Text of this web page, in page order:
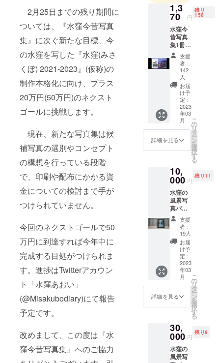
2月25日までの残り期間に
ついては、『水窪今昔写真
集』に次ぐ新たな目標、今
の水窪を写した『水窪(みさ
くぼ) 2021-2023』(仮称)の
制作本格化に向け、プラス
20万円(50万円)のネクスト
ゴールに挑戦します。
現在、新たな写真集は候
補写真の選別やコンセプト
の構想を行っている段階
で、印刷や配布にかかる資
金についての検討まで手が
つけられていません。
今回のネクストゴールで50
万円に到達すれば今年中に
完成する目処がつけられま
す。進捗はTwitterアカウン
ト「水窪あおい」
(@Misakubodiary)にて報告
予定です。
改めまして、この度は『水
窪今昔写真集』へのご協力
1,3
70 円
残り
158
水窪今
昔写真
集1冊
と、感
謝のコ
メント
付きで
水窪の
風景写
真カー
ドをお
送りし
ます。
※送料込
みの価
窪今昔
写真集1
冊(A4サ
イズ、
表紙込
み全60
ページ)
②感謝
のカー
ド1枚
(名刺サ
イズ、
表に水
窪の写
真、裏
面に手
書きの
支援
者：
142
人
お届
け予
定：
2023
年03
月
詳細を見る
こ
の
リ
タ
ー
ン
を
選
択
す
る
10,
000 円
残り11
水窪の
風景写
真パネ
ル【2L
サイ
ズ】＋
水窪今
昔写真
集・感
謝の
カード
水窪の
風景写
真を2L
サイズ
の写真
にして
お届
け。全4
種から
選べま
支援
者：
19人
お届
け予
定：
2023
年03
月
詳細を見る
こ
の
リ
タ
ー
ン
を
選
択
す
る
30,
000 円
残り9
水窪の
風景写